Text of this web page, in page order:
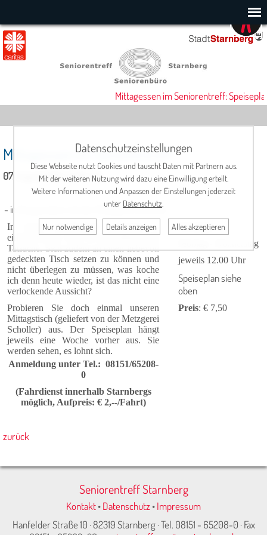
Mittagessen im Seniorentreff:
Mittagessen im Seniorentreff
07. August 2025, 12:00 Uhr
- in Kooperation mit der Metzgerei Scholler -
In netter Gesellschaft schmeckt es
einfach besser. Dies ist eine altbekannte
Tatsache. Sich zudem an einen liebevoll
gedeckten Tisch setzen zu können und
nicht überlegen zu müssen, was koche
ich denn heute wieder, ist das nicht eine
verlockende Aussicht?
Probieren Sie doch einmal unseren
Mittagstisch (geliefert von der Metzgerei
Scholler) aus. Der Speiseplan hängt
jeweils eine Woche vorher aus. Sie
werden sehen, es lohnt sich.
Anmeldung unter Tel.: 08151/65208-
0
(Fahrdienst innerhalb Starn­bergs
möglich, Aufpreis: € 2,--/Fahrt)
Termine:
Montag - Donnerstag
jeweils 12.00 Uhr
Speiseplan siehe
oben
Preis: € 7,50
zurück
Seniorentreff Starnberg
Kontakt•Datenschutz•Impressum
Hanfelder Straße 10 · 82319 Starnberg · Tel. 08151 - 65208-0 · Fax
Datenschutzeinstellungen
Diese Webseite nutzt Cookies und tauscht Daten mit Partnern aus.
Mit der weiteren Nutzung wird dazu eine Einwilligung erteilt.
Weitere Informationen und Anpassen der Einstellungen jederzeit
unter Datenschutz
Nur notwendige Details anzeigen Alles akzeptieren